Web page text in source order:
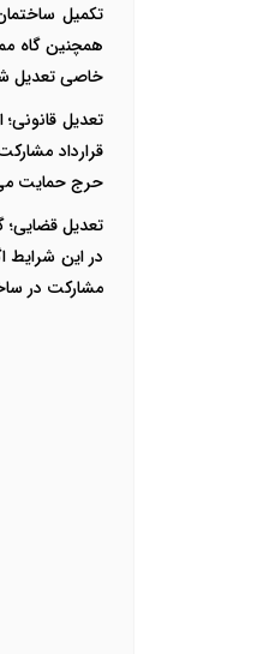
تکمیل
همچنین گاه
خاصی تعدیل
تعدیل
قرارداد
حرج حمایت
تعدیل قضایی؛
در این شرایط
مشارکت در